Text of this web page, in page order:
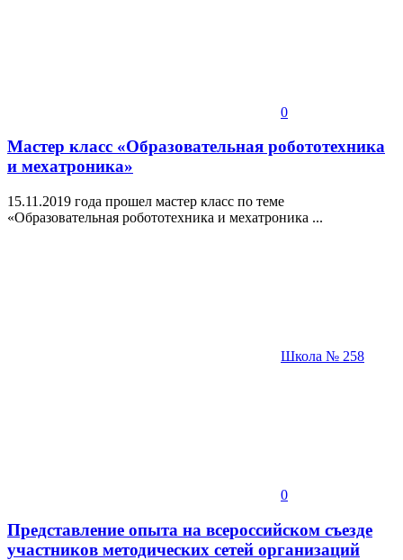
0
Мастер класс «Образовательная робототехника
и мехатроника»
15.11.2019 года прошел мастер класс по теме
«Образовательная робототехника и мехатроника ...
Школа № 258
0
Представление опыта на всероссийском съезде
участников методических сетей организаций